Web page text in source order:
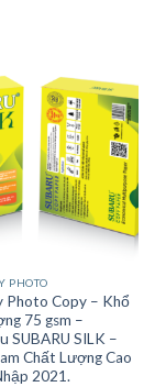
PHOTO
Photo Copy – Khổ
75 gsm –
SUBARU SILK –
Chất Lượng Cao
2021.